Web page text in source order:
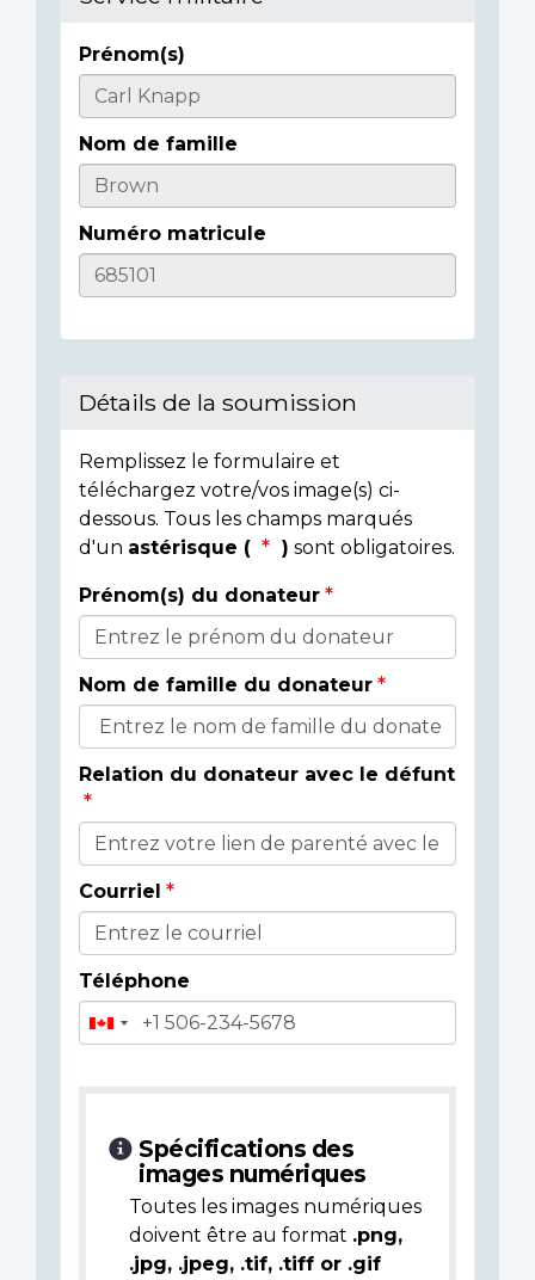
Informations
sur
l'individu
Prénom(s)
Nom de famille
Numéro matricule
Détails de la soumission
Remplissez le formulaire et
téléchargez votre/vos image(s) ci-
dessous. Tous les champs marqués
d'un astérisque ( ) sont obligatoires.
Détails
du
donateur
Prénom(s) du donateur
Nom de famille du donateur
Relation du donateur avec le défunt
Courriel
Téléphone
Spécifications des
images numériques
Toutes les images numériques
doivent être au format .png,
.jpg, .jpeg, .tif, .tiff or .gif